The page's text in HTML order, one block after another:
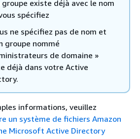
groupe existe déjà avec le nom
spécifiez
ne spécifiez pas de nom et
groupe nommé
de domaine »
déjà dans votre Active
informations, veuillez
un système de fichiers Amazon
Microsoft Active Directory